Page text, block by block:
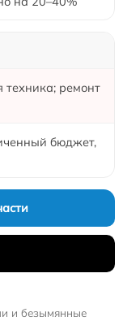
техника; ремонт
бюджет,
и безымянные